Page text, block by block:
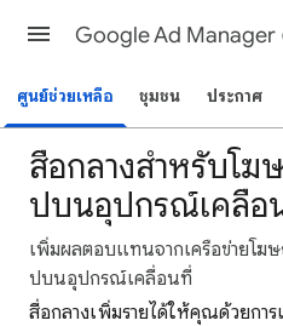
ศูนย์ช่วยเหลือ ชุมชน ประกาศ
สื่อกลางสำหรับโ
ปบนอุปกรณ์เคลื่อ
เพิ่มผลตอบแทนจากเครือข่ายโ
ปบนอุปกรณ์เคลื่อนที่
สื่อกลางเพิ่มรายได้ให้คุณด้วยกา